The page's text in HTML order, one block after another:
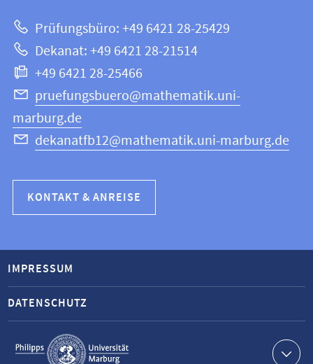
Website
und
Informatik
Prüfungsbüro: +49 6421 28-25429
Dekanat: +49 6421 28-21514
+49 6421 28-25466
pruefungsbuero@mathematik.uni-
marburg.de
dekanatfb12@mathematik.uni-marburg.de
KONTAKT & ANREISE
Service-
Navigation
IMPRESSUM
DATENSCHUTZ